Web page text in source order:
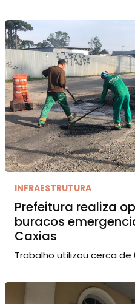
INFRAESTRUTURA
Prefeitura realiza
buracos
Caxias
Trabalho utilizou cerca